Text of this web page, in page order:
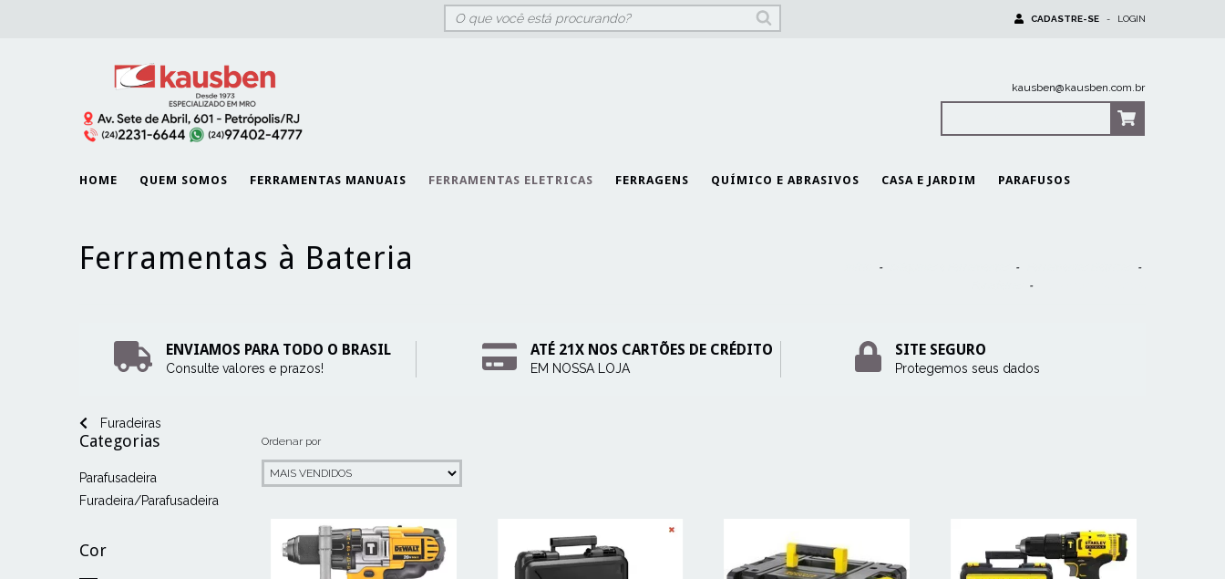
CADASTRE-SE - LOGIN
kausben@kausben.com.br
HOME QUEM SOMOS FERRAMENTAS MANUAIS FERRAMENTAS ELETRICAS FERRAGENS QUÍMICO E ABRASIVOS CASA E JARDIM PARAFUSOS
Ferramentas à Bateria - -
-
-
ENVIAMOS PARA TODO O BRASIL
Consulte valores e prazos!
ATÉ 21X NOS CARTÕES DE CRÉDITO
EM NOSSA LOJA
SITE SEGURO
Protegemos seus dados
Furadeiras
Categorias
Parafusadeira
Furadeira/Parafusadeira
Cor
Ordenar por